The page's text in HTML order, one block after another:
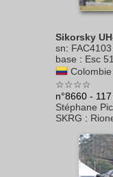
Sikorsky
sn: FAC4103
base : Esc
☆☆☆☆
n°8660 -
Stéphane
SKRG :